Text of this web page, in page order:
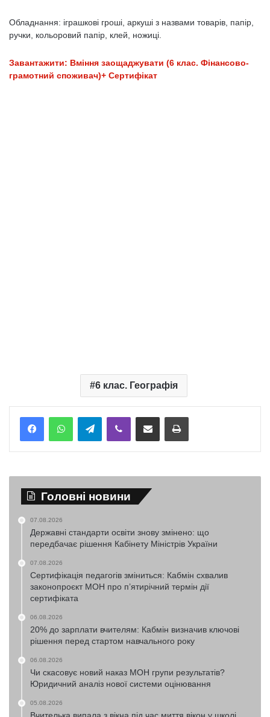
Обладнання: іграшкові гроші, аркуші з назвами товарів, папір,
ручки, кольоровий папір, клей, ножиці.
Завантажити: Вміння заощаджувати (6 клас. Фінансово-
грамотний споживач)+ Сертифікат
6 клас. Географія
TelegramViber Надіслати електронною поштоюНадрукувати
Головні новини
07.08.2026
Державні стандарти освіти знову змінено: що
передбачає рішення Кабінету Міністрів України
07.08.2026
Сертифікація педагогів зміниться: Кабмін схвалив
законопроєкт МОН про п’ятирічний термін дії
сертифіката
06.08.2026
20% до зарплати вчителям: Кабмін визначив ключові
рішення перед стартом навчального року
06.08.2026
Чи скасовує новий наказ МОН групи результатів?
Юридичний аналіз нової системи оцінювання
05.08.2026